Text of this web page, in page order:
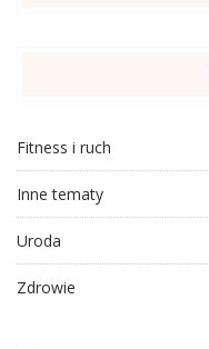
Fitness i ruch
Inne tematy
Uroda
Zdrowie